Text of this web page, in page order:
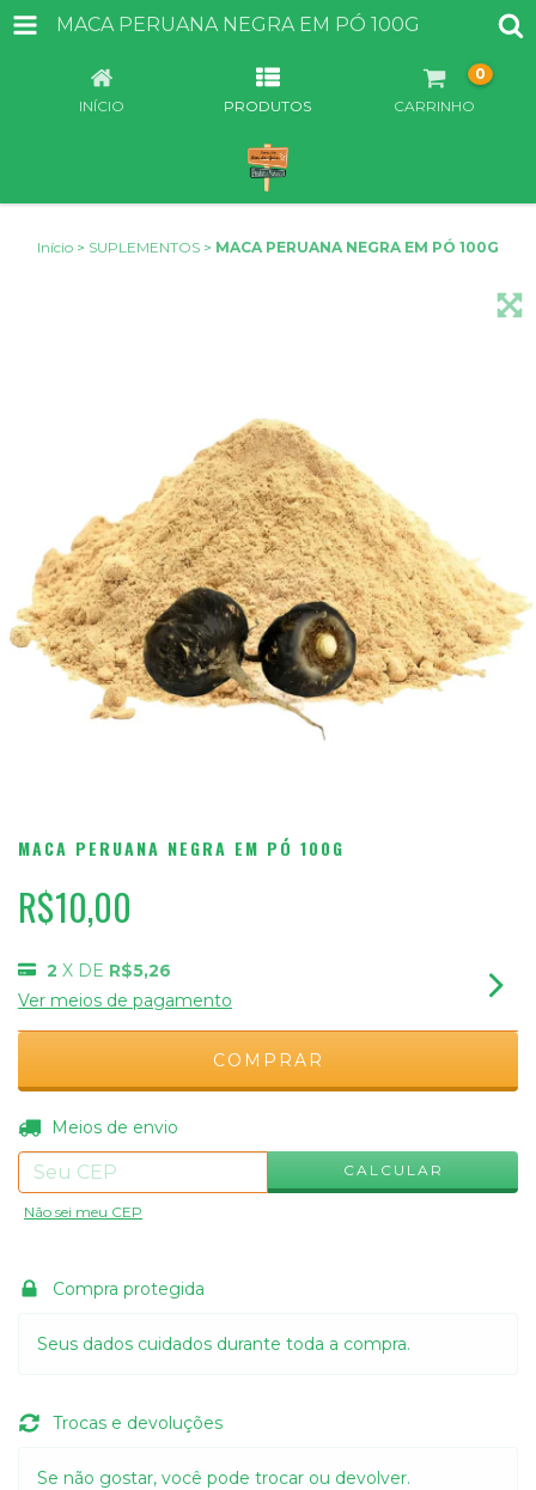
MACA PERUANA NEGRA EM PÓ 100G
INÍCIO PRODUTOS CARRINHO
0
Início > SUPLEMENTOS > MACA PERUANA NEGRA EM PÓ 100G
MACA PERUANA NEGRA EM PÓ 100G
R$10,00
2 X DE R$5,26
Ver meios de pagamento
Entregas para o CEP:
Meios de envio
CALCULAR
Não sei meu CEP
Compra protegida
Seus dados cuidados durante toda a compra.
Trocas e devoluções
Se não gostar, você pode trocar ou devolver.